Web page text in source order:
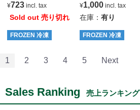
¥723 incl. tax
Sold out 売り切れ
FROZEN 冷凍
¥1,000incl. tax
在庫： 有り
FROZEN 冷凍
1 2 3 4 5 Next
Sales Ranking 売上ランキング